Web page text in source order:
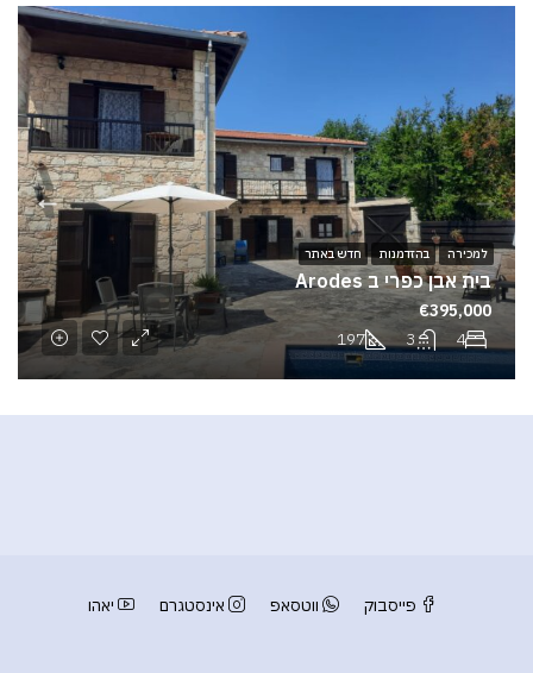
בית אבן כפרי ב Arodes
4
3
197
€395,000
למכירה בהזדמנות חדש באתר
פייסבוק ווטסאפ אינסטגרם יאהו